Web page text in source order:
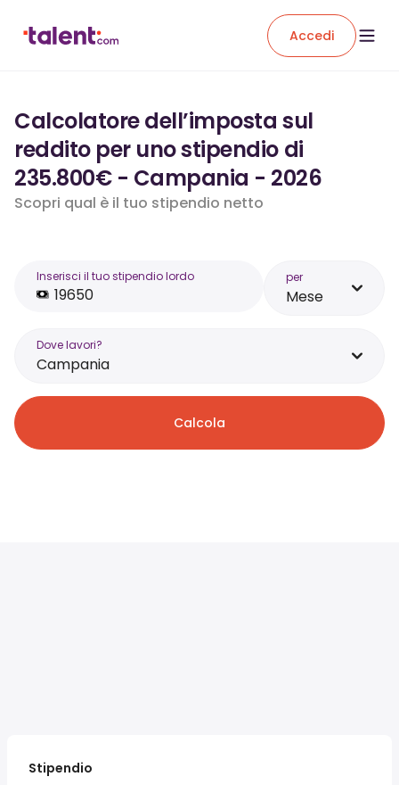
Accedi
Calcolatore dell’imposta sul
reddito per uno stipendio di
235.800€ - Campania - 2026
Scopri qual è il tuo stipendio netto
Inserisci il tuo stipendio lordo per
Mese
Dove lavori?
Campania
Calcola
Stipendio